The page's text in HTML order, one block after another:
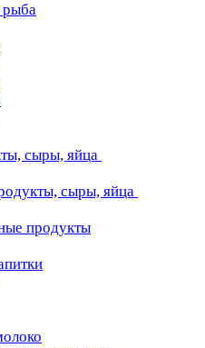
рыба
сыры, яйца
сыры, яйца
продукты